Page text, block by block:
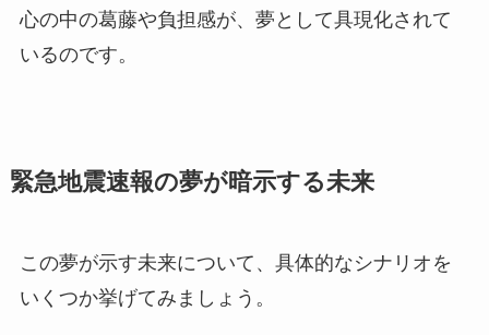
心の中の葛藤や負担感が、夢として具現化されて
いるのです。
緊急地震速報の夢が暗示する未来
この夢が示す未来について、具体的なシナリオを
いくつか挙げてみましょう。